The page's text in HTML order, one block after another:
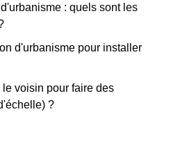
: quels sont les
d'urbanisme pour installer
voisin pour faire des
?